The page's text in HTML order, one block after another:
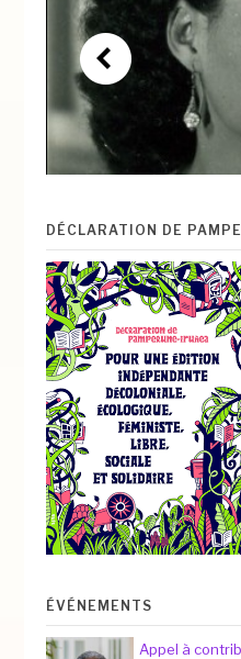
DÉCLARATION DE
ÉVÉNEMENTS
Appel à